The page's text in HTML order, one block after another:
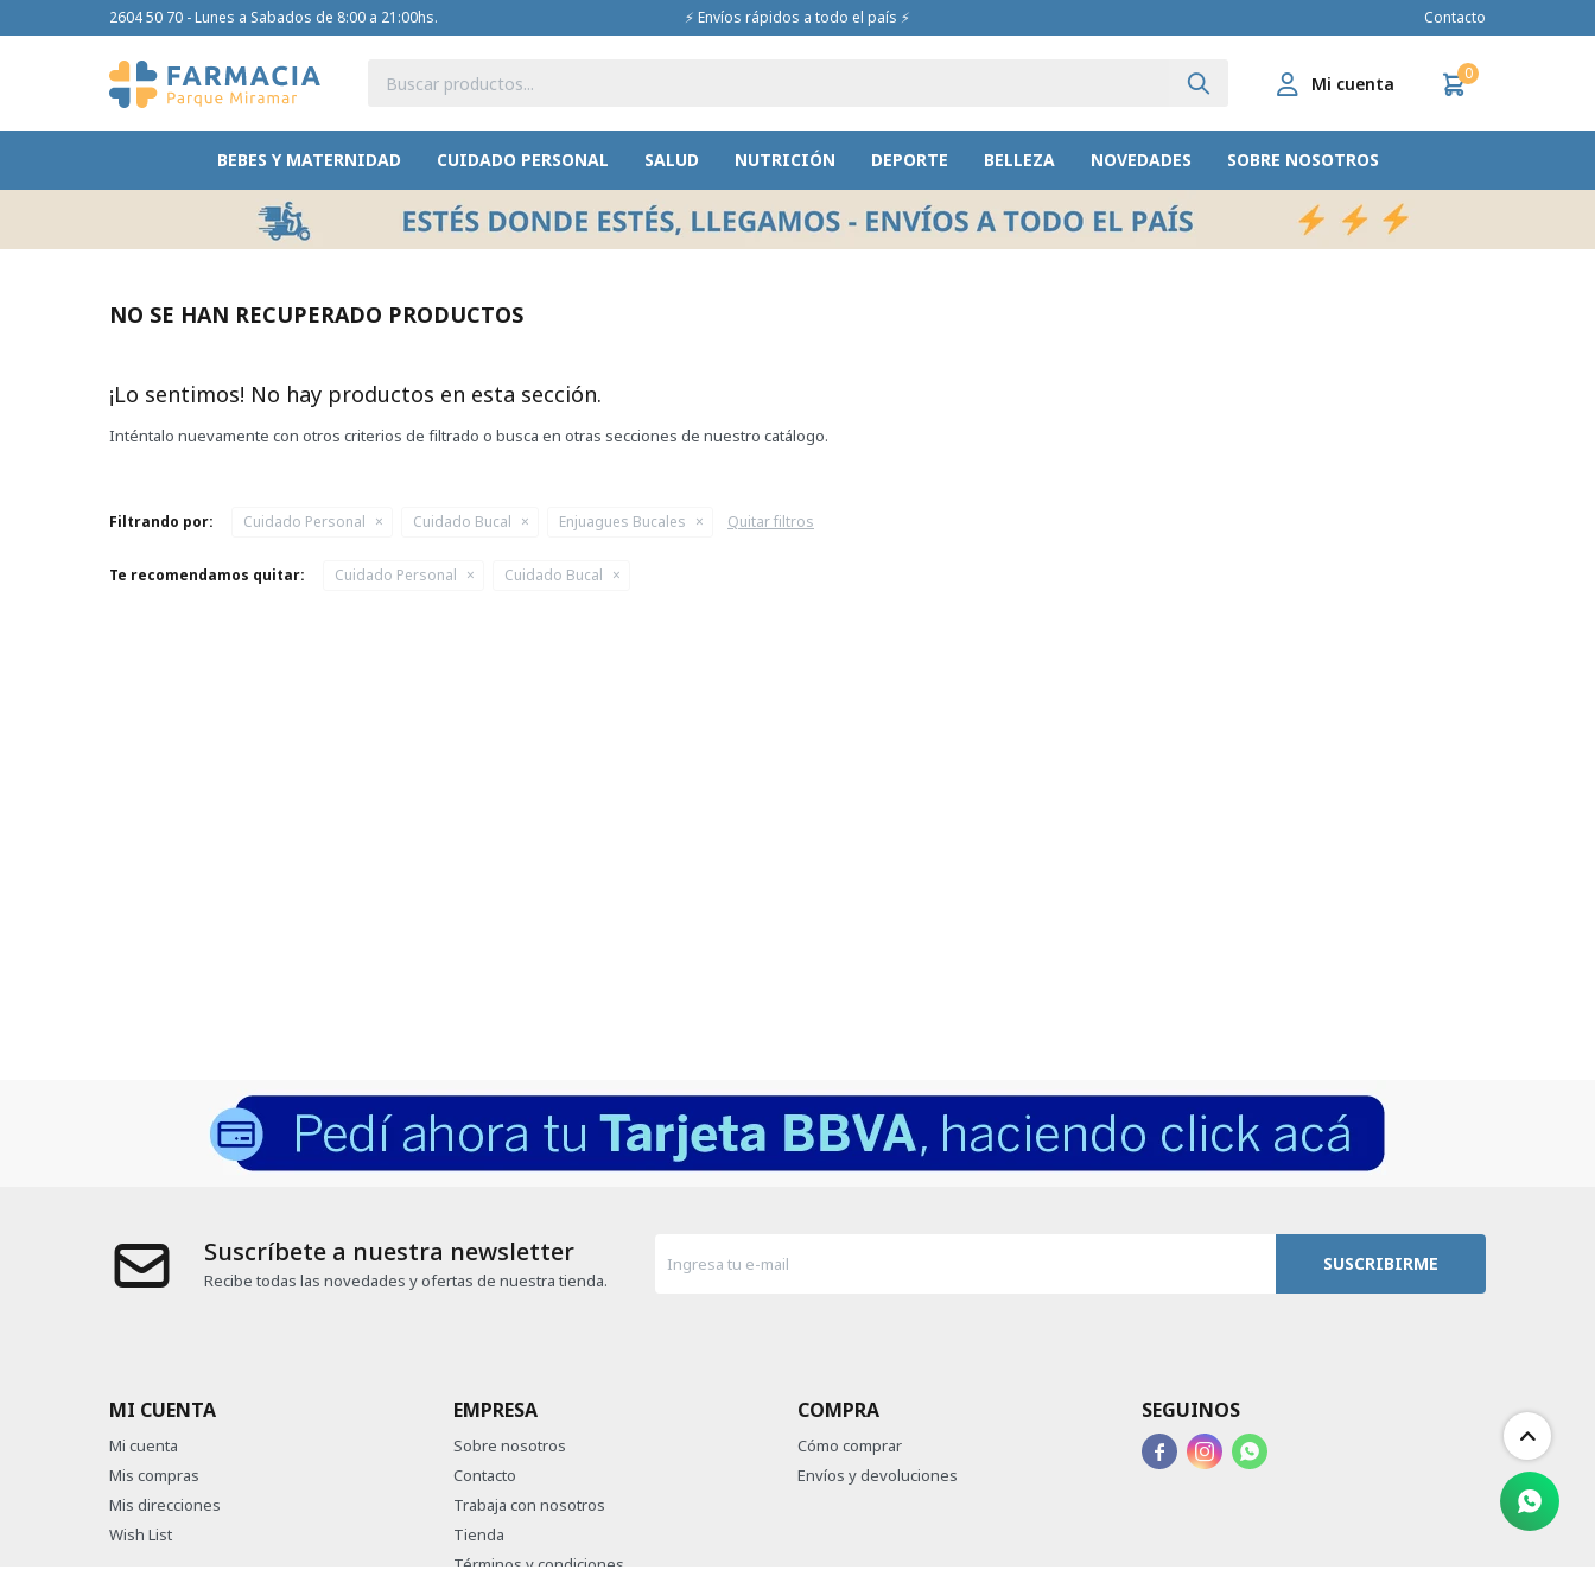
BEBES Y MATERNIDAD CUIDADO PERSONAL SALUD NUTRICIÓN DEPORTE BELLEZA NOVEDADES SOBRE NOSOTROS
0
2604 50 70 - Lunes a Sabados de 8:00 a 21:00hs. ⚡ Envíos rápidos a todo el país ⚡ Contacto
NO SE HAN RECUPERADO PRODUCTOS
¡Lo sentimos! No hay productos en esta sección.
Inténtalo nuevamente con otros criterios de filtrado o busca en otras secciones de nuestro catálogo.
Filtrando por: Cuidado Personal Cuidado Bucal Enjuagues Bucales Quitar filtros
Te recomendamos quitar: Cuidado Personal Cuidado Bucal
Suscríbete a nuestra newsletter
Recibe todas las novedades y ofertas de nuestra tienda.
SUSCRIBIRME
MI CUENTA
Mi cuenta
Mis compras
Mis direcciones
Wish List
EMPRESA
Sobre nosotros
Contacto
Trabaja con nosotros
Tienda
Términos y condiciones
COMPRA
Cómo comprar
Envíos y devoluciones
SEGUINOS
  